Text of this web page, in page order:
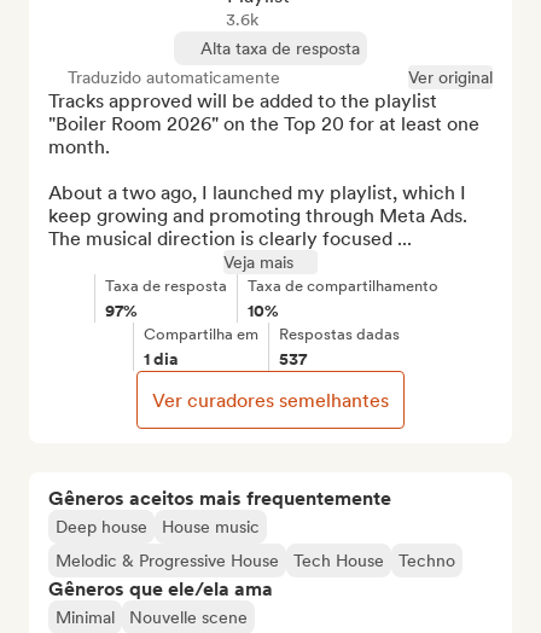
Gêneros aceitos mais frequentemente
Deep house
House music
Melodic & Progressive House
Tech House Techno
Gêneros que ele/ela ama
Minimal Nouvelle scene
3.6k
Alta taxa de resposta
Traduzido automaticamente
Ver original
Tracks approved will be added to the playlist
"Boiler Room 2026" on the Top 20 for at least one
month.
About a two ago, I launched my playlist, which I
keep growing and promoting through Meta Ads.
The musical direction is clearly focused ...
Veja mais
Taxa de resposta
97%
Taxa de compartilhamento
10%
Compartilha em
1 dia
Respostas dadas
537
Ver curadores semelhantes